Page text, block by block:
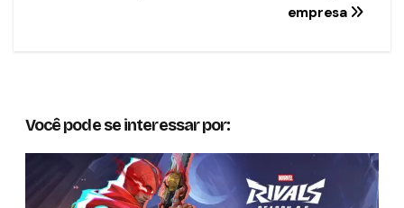
empresa
Você pode se interessar por: